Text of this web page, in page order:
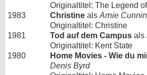
Originaltitel: The Legend
1983
Christine als Arnie
Originaltitel: Christine
1981
Tod auf dem Campus als
Originaltitel: Kent State
1980
Home Movies - Wie du
Denis Byrd